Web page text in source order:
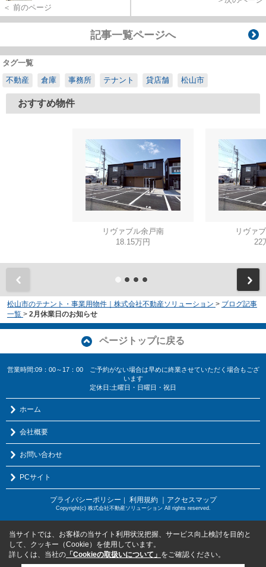
＜ 前のページ
記事一覧ページへ
タグ一覧
不動産
倉庫 事務所 テナント 貸店舗 松山市
おすすめ物件
リヴァブル余戸南
18.15万円
リヴァ
22
松山市のテナント・事業用物件｜株式会社不動産ソリューション > ブログ記事
一覧 > 2月休業日のお知らせ
ページトップに戻る
営業時間:09：00～17：00 ご予約がない場合は早めに終業させていただく場合もござ
います
定休日:土曜日・日曜日・祝日
ホーム
会社概要
お問い合わせ
PCサイト
プライバシーポリシー 利用規約 ｜アクセスマップ
Copyright(c) 株式会社不動産ソリューション All rights reserved.
当サイトでは、お客様の当サイト利用状況把握、サービス向上検討を目的と
して、クッキー（Cookie）を使用しています。
詳しくは、当社の 「Cookieの取扱いについて」 をご確認ください。